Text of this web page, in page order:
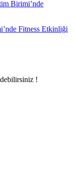
Fitness Etkinliği
!